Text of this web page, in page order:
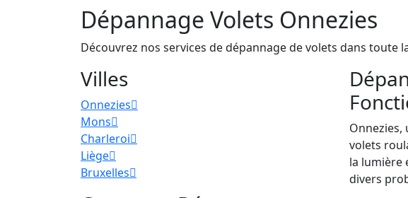
Dépannage Volets Onnezies
Découvrez nos services de dépannage de volets dans toute
Villes
Onnezies
Mons
Charleroi
Liège
Bruxelles
Onnezies,
volets
la lumière
divers